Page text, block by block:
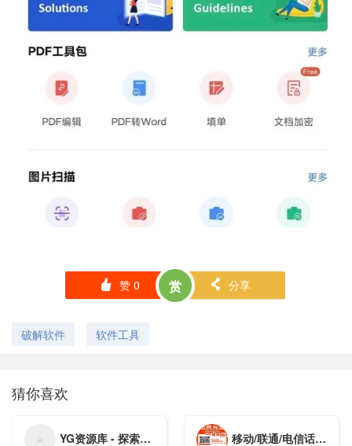
󰄼 赞 0 赏 󰄯 分享
破解软件 软件工具
猜你喜欢
YG资源库 - 探索软件、网站和影视资源的无限可能性 – YGRK的资源世界
移动/联通/电信话费慢充